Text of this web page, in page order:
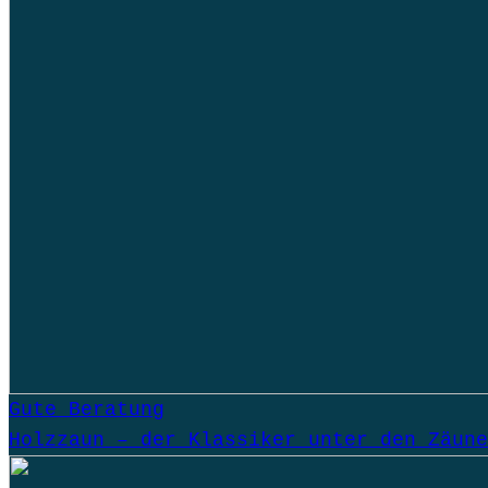
Gute Beratung
Holzzaun – der Klassiker unter den